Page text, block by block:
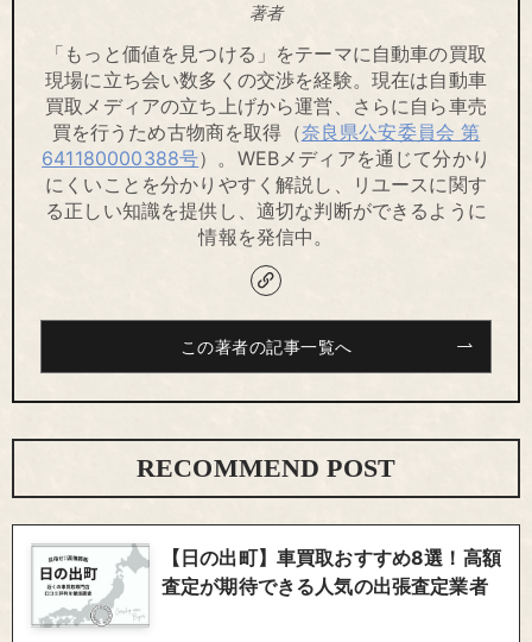
著者
「もっと価値を見つける」をテーマに自動車の買取
現場に立ち会い数多くの交渉を経験。現在は自動車
買取メディアの立ち上げから運営、さらに自ら車売
買を行うため古物商を取得（奈良県公安委員会 第
641180000388号）。WEBメディアを通じて分かり
にくいことを分かりやすく解説し、リユースに関す
る正しい知識を提供し、適切な判断ができるように
情報を発信中。
この著者の記事一覧へ
RECOMMEND POST
【日の出町】車買取おすすめ8選！高額
査定が期待できる人気の出張査定業者